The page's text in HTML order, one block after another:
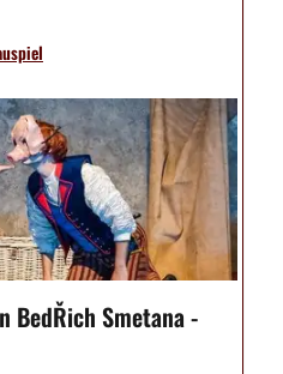
BedŘich Smetana -